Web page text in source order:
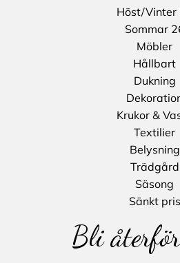
Höst/Vinter
Sommar
Möbler
Hållbart
Dukning
Krukor &
Textilier
Belysning
Trädgård
Säsong
Sänkt pris
Bli